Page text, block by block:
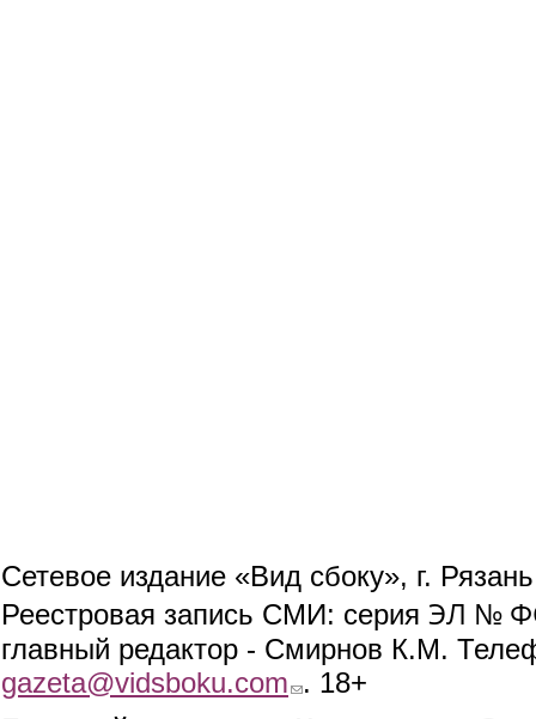
Сетевое издание «Вид сбоку», г.
Реестровая запись СМИ: серия ЭЛ №
главный редактор - Смирнов К.М.
gazeta@vidsboku.com (link sends e-mail)
. 18+